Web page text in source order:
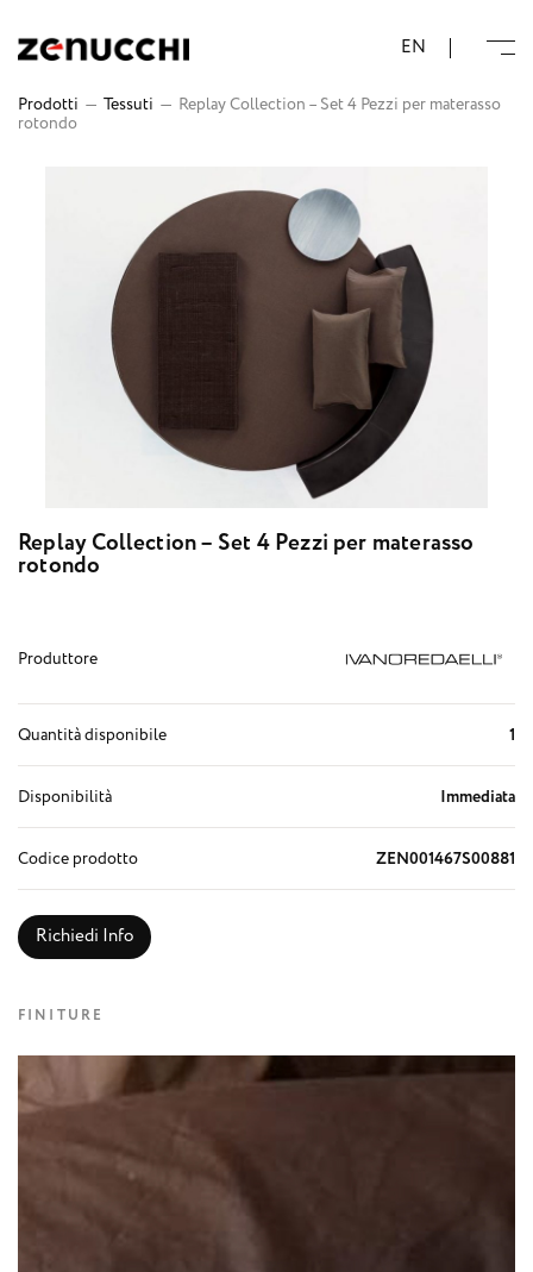
EN
Prodotti — Tessuti — Replay Collection – Set 4 Pezzi per materasso
rotondo
Replay Collection – Set 4 Pezzi per materasso
rotondo
Produttore
Quantità disponibile 1
Disponibilità Immediata
Codice prodotto ZEN001467S00881
Richiedi Info
FINITURE